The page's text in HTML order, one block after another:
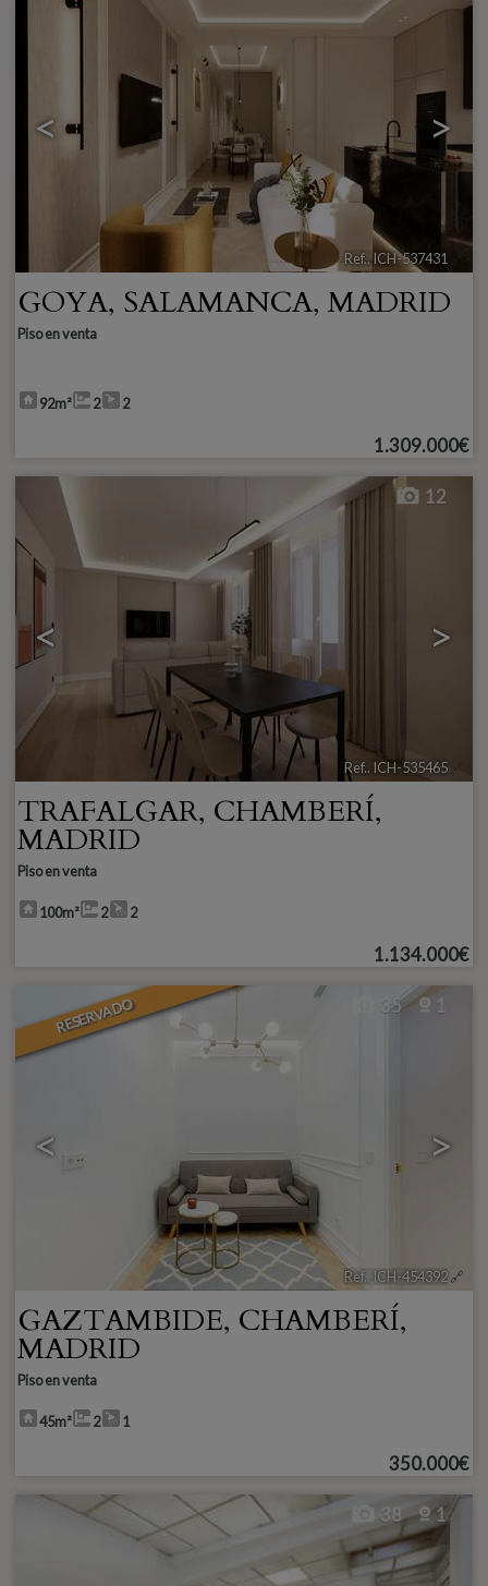
< >
Ref.. ICH-537431 🔗
GOYA, SALAMANCA, MADRID
Piso en venta
92m² 2 2
1.309.000€
< >
12
Ref.. ICH-535465 🔗
TRAFALGAR, CHAMBERÍ,
MADRID
Piso en venta
100m² 2 2
1.134.000€
RESERVADO
< >
35 1
Ref.. ICH-454392🔗
GAZTAMBIDE, CHAMBERÍ,
MADRID
Piso en venta
45m² 2 1
350.000€
38 1